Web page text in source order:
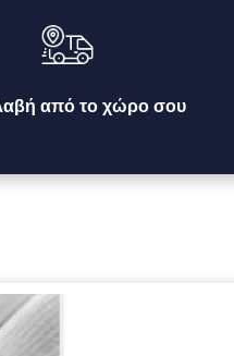
από το χώρο σου